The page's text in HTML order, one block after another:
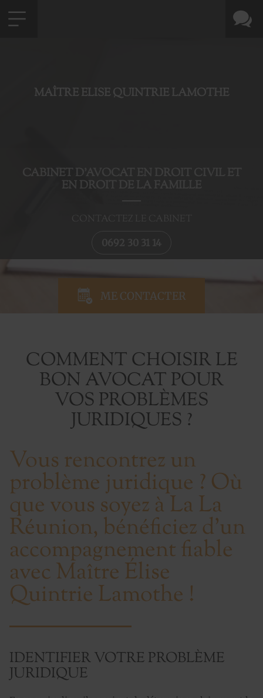
MAÎTRE ELISE QUINTRIE LAMOTHE
CABINET D’AVOCAT EN DROIT CIVIL ET
EN DROIT DE LA FAMILLE
CONTACTEZ LE CABINET
ME CONTACTER
COMMENT CHOISIR LE
BON AVOCAT POUR
VOS PROBLÈMES
JURIDIQUES ?
Vous rencontrez un
problème juridique ? Où
que vous soyez à La La
Réunion, bénéficiez d’un
accompagnement fiable
avec Maître Élise
Quintrie Lamothe !
IDENTIFIER VOTRE PROBLÈME
JURIDIQUE